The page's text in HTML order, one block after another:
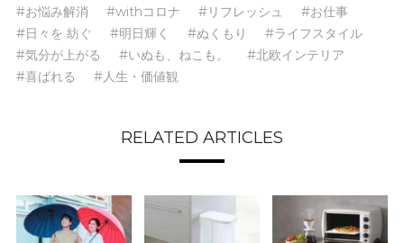
#お悩み解消
#withコロナ #リフレッシュ
#お仕事
#日々を 紡ぐ
#明日輝く #ぬくもり
#ライフスタイル
#気分が上がる
#いぬも、ねこも。
#北欧インテリア
#喜ばれる
#人生・価値観
RELATED ARTICLES